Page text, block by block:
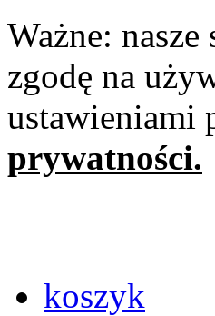
Ważne:
zgodę na
ustawieniami
prywatności.
koszyk